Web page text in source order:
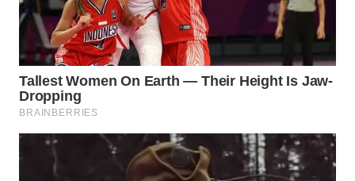
WN
NATUNA
WN
BINTAN
MANDALIKA